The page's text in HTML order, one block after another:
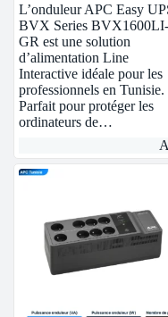
L’onduleur APC Easy
BVX Series BVX1600LI-
GR est une solution
d’alimentation Line
Interactive idéale pour les
professionnels en Tunisie.
Parfait pour protéger les
ordinateurs de…